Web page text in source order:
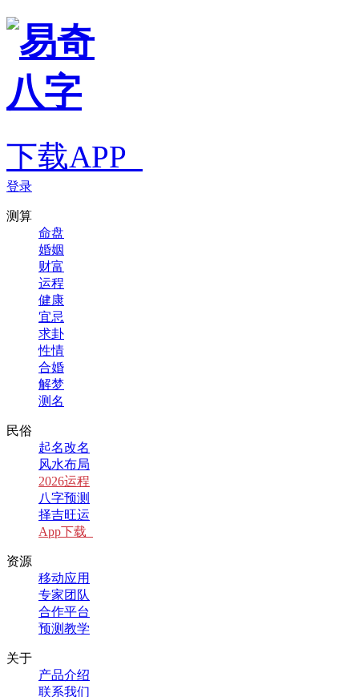
下载APP
登录
测算
命盘
婚姻
财富
运程
健康
宜忌
求卦
性情
合婚
解梦
测名
民俗
起名改名
风水布局
2026运程
八字预测
择吉旺运
App下载
资源
移动应用
专家团队
合作平台
预测教学
关于
产品介绍
联系我们